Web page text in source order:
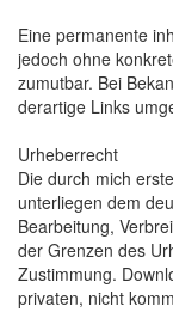
Eine permanente
jedoch ohne
zumutbar. Bei
derartige Links
Urheberrecht
Die durch mich
unterliegen dem
Bearbeitung,
der Grenzen des
Zustimmung.
privaten, nicht